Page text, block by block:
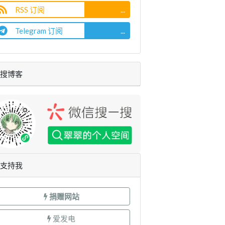
RSS 订阅
Telegram 订阅
博客
持我
捐赠网站
爱发电